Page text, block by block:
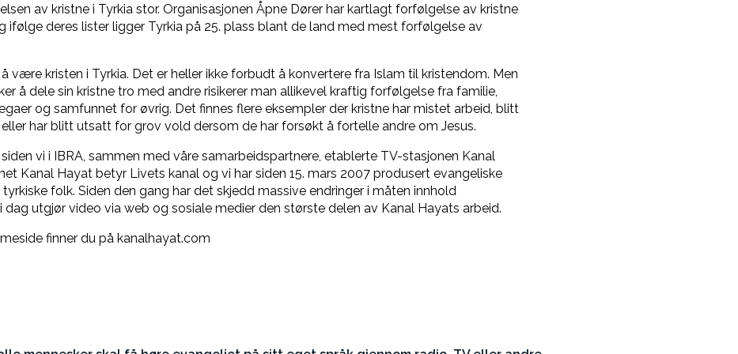
av kristne i Tyrkia stor. Organisasjonen Åpne Dører har kartlagt forfølgelse av kristne
ifølge deres lister ligger Tyrkia på 25. plass blant de land med mest forfølgelse av
være kristen i Tyrkia. Det er heller ikke forbudt å konvertere fra Islam til kristendom. Men
å dele sin kristne tro med andre risikerer man allikevel kraftig forfølgelse fra familie,
og samfunnet for øvrig. Det finnes flere eksempler der kristne har mistet arbeid, blitt
har blitt utsatt for grov vold dersom de har forsøkt å fortelle andre om Jesus.
vi i IBRA, sammen med våre samarbeidspartnere, etablerte TV-stasjonen Kanal
Kanal Hayat betyr Livets kanal og vi har siden 15. mars 2007 produsert evangeliske
folk. Siden den gang har det skjedd massive endringer i måten innhold
dag utgjør video via web og sosiale medier den største delen av Kanal Hayats arbeid.
finner du på kanalhayat.com